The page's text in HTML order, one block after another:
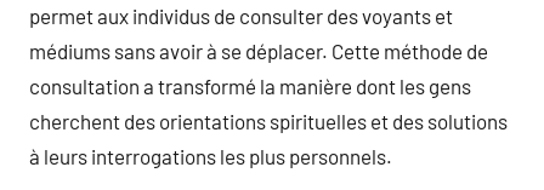
permet aux individus de consulter des voyants et
médiums sans avoir à se déplacer. Cette méthode de
consultation a transformé la manière dont les gens
cherchent des orientations spirituelles et des solutions
à leurs interrogations les plus personnels.